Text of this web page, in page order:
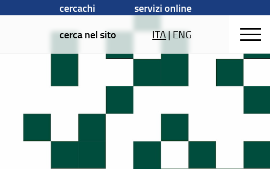
cercachi
servizi online
cerca nel sito
ITA|ENG